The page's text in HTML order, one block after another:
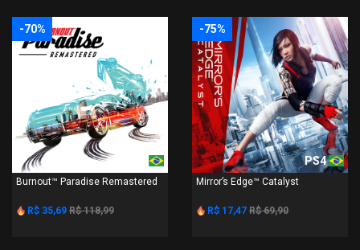
-70%
Burnout™ Paradise Remastered
R$ 35,69 R$ 118,99
-75%
PS4
Mirror’s Edge™ Catalyst
R$ 17,47 R$ 69,90